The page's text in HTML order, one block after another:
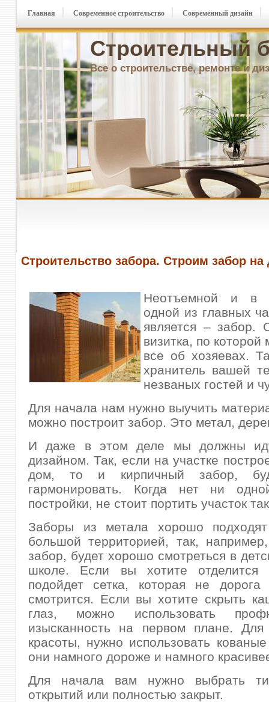
Строительный
Все о строительстве, ремонте и
Главная Современное строительство Современный дизайн
Строительство забора. Строим забор на
Неотъемной и в
одной из главных
является – забор.
визитка, по которой
все об хозяевах.
хранитель вашей
незваных гостей и
Для начала нам нужно выучить
можно построит забор. Это метал,
И даже в этом деле мы должны
дизайном. Так, если на участке
дом, то и кирпичный забор,
гармонировать. Когда нет ни
постройки, не стоит портить участок
Заборы из метала хорошо
большой территорией, так,
забор, будет хорошо смотреться в
школе. Если вы хотите отделится
подойдет сетка, которая не
смотрится. Если вы хотите скрыть
глаз, можно использовать
изысканность на первом плане.
красоты, нужно использовать
они намного дороже и намного
Для начала вам нужно выбрать
открытий или полностью закрыт.